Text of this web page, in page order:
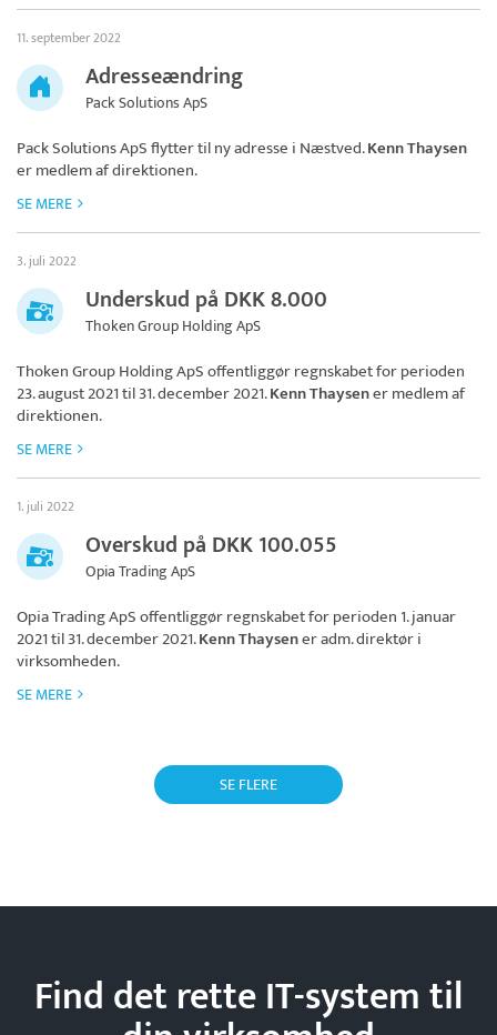
11. september 2022
Adresseændring
Pack Solutions ApS
Pack Solutions ApSflytter til ny adresse i Næstved.Kenn Thaysen
er medlem af direktionen.
SE MERE
3. juli 2022
Underskud på DKK 8.000
Thoken Group Holding ApS
Thoken Group Holding ApSoffentliggør regnskabet for perioden
23. august 2021 til 31. december 2021.Kenn Thaysener medlem af
direktionen.
SE MERE
1. juli 2022
Overskud på DKK 100.055
Opia Trading ApS
Opia Trading ApSoffentliggør regnskabet for perioden 1. januar
2021 til 31. december 2021.Kenn Thaysener adm. direktør i
virksomheden.
SE MERE
SE FLERE
Find det rette IT-system til